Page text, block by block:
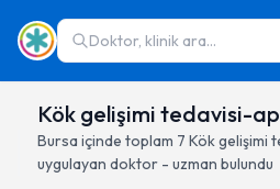
Doktor, klinik ara...
Kök gelişimi tedavisi-
Bursa içinde toplam 7 Kök gelişimi
uygulayan doktor - uzman bulundu